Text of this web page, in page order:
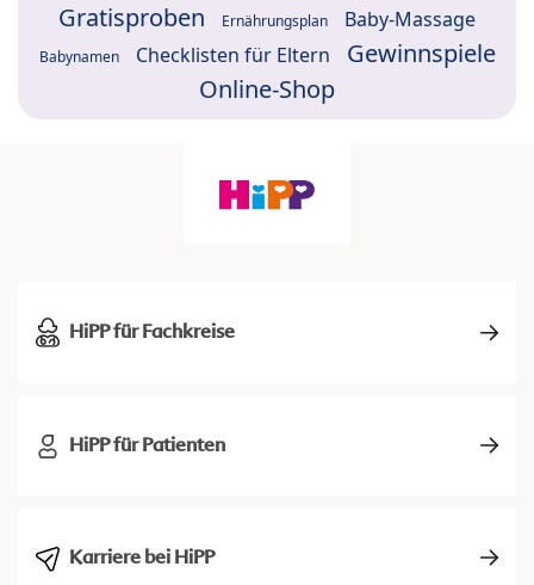
Gratisproben Ernährungsplan Baby-Massage
Babynamen Checklisten für Eltern
Gewinnspiele
Online-Shop
HiPP für Fachkreise
HiPP für Patienten
Karriere bei HiPP